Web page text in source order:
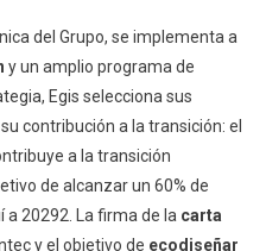
del Grupo, se implementa a
y un amplio programa de
Egis selecciona sus
contribución a la transición: el
a la transición
de alcanzar un 60% de
a 20292. La firma de la carta
y el objetivo de ecodiseñar